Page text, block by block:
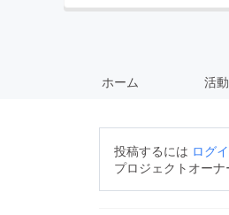
ホーム 活
投稿するには ログ
プロジェクトオー